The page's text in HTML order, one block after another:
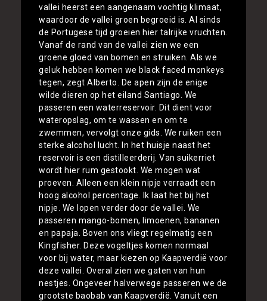
vallei heerst een aangenaam vochtig klimaat,
waardoor de vallei groen begroeid is. Al sinds
de Portugese tijd groeien hier talrijke vruchten.
Vanaf de rand van de vallei zien we een
groene gloed van bomen en struiken. Als we
geluk hebben komen we black faced monkeys
tegen, zegt Alberto. De apen zijn de enige
wilde dieren op het eiland Santiago. We
passeren een waterreservoir. Dit dient voor
wateropslag, om te wassen en om te
zwemmen, vervolgt onze gids. We ruiken een
sterke alcohol lucht. In het huisje naast het
reservoir is een distilleerderij. Van suikerriet
wordt hier rum gestookt. We mogen wat
proeven. Alleen een klein nipje verraadt een
hoog alcohol percentage. Ik laat het bij het
nipje. We lopen verder door de vallei. We
passeren mango-bomen, limoenen, bananen
en papaja. Boven ons vliegt regelmatig een
Kingfisher. Deze vogeltjes komen normaal
voor bij water, maar kiezen op Kaapverdië voor
deze vallei. Overal zien we gaten van hun
nestjes. Ongeveer halverwege passeren we de
grootste baobab van Kaapverdië. Vanuit een